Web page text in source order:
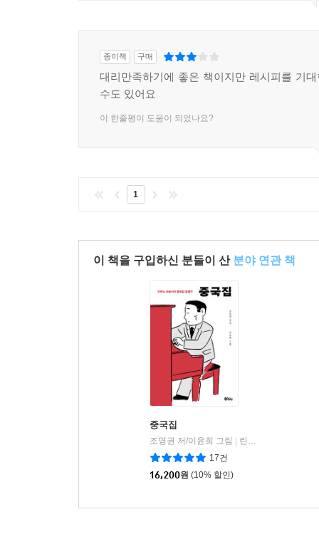
종이책 구매
대리만족하기에 좋은 책이지만 레시피를 기
수도 있어요
이 한줄평이 도움이 되었나요?
1
이 책을 구입하신 분들이 산 분야 연관 책
중국집
조영권 저/이윤희 그림
린틴틴
17건
16,200원 (10% 할인)